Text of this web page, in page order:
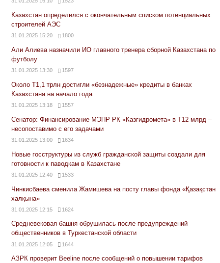
Казахстан определился с окончательным списком потенциальных
строителей АЭС
31.01.2025 15:20 1800
Али Алиева назначили ИО главного тренера сборной Казахстана по
футболу
31.01.2025 13:30 1597
Около Т1,1 трлн достигли «безнадежные» кредиты в банках
Казахстана на начало года
31.01.2025 13:18 1557
Сенатор: Финансирование МЭПР РК «Казгидромета» в Т12 млрд –
несопоставимо с его задачами
31.01.2025 13:00 1634
Новые госструктуры из служб гражданской защиты создали для
готовности к паводкам в Казахстане
31.01.2025 12:40 1533
Чинкисбаева сменила Жамишева на посту главы фонда «Қазақстан
халқына»
31.01.2025 12:15 1624
Средневековая башня обрушилась после предупреждений
общественников в Туркестанской области
31.01.2025 12:05 1644
АЗРК проверит Beeline после сообщений о повышении тарифов